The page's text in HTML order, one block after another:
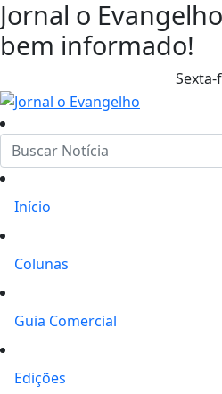
Jornal o
bem informado!
Sexta-
Início
Colunas
Guia Comercial
Edições